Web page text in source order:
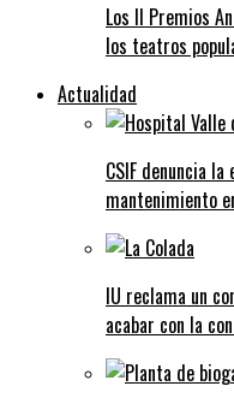
Los II Premios
los teatros
Actualidad
CSIF denuncia
mantenimiento
IU reclama un
acabar con la